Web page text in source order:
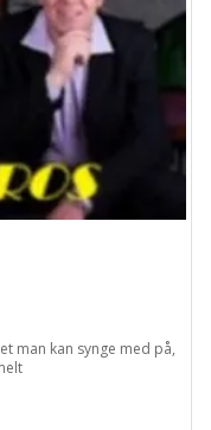
man kan synge med på,